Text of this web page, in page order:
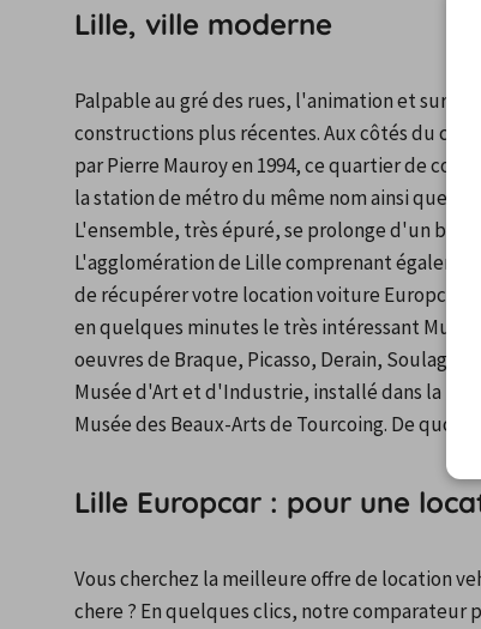
Lille, ville moderne
Palpable au gré des rues, l'animation et
constructions plus récentes. Aux côtés du
par Pierre Mauroy en 1994, ce quartier de
la station de métro du même nom ainsi que la
L'ensemble, très épuré, se prolonge d'un bel
L'agglomération de Lille comprenant
de récupérer votre location voiture Europcar
en quelques minutes le très intéressant
oeuvres de Braque, Picasso, Derain,
Musée d'Art et d'Industrie, installé dans la
Musée des Beaux-Arts de Tourcoing. De quoi
Lille Europcar : pour une
Vous cherchez la meilleure offre de location
chere ? En quelques clics, notre